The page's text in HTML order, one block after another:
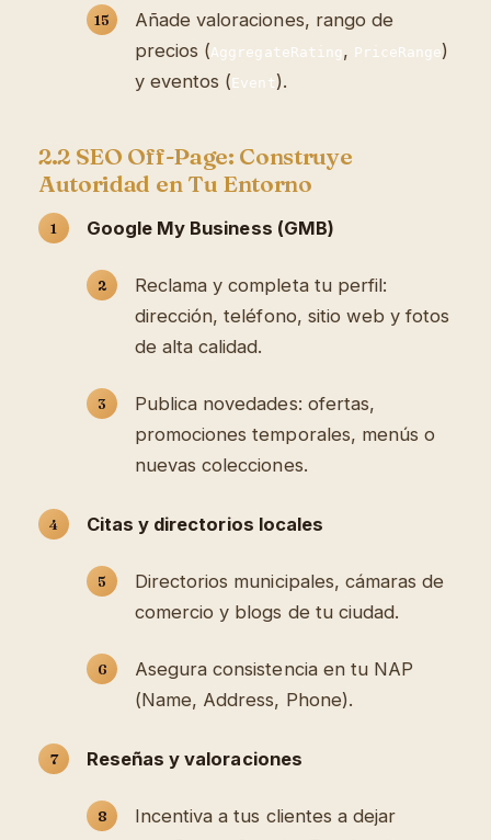
Añade valoraciones, rango de
precios (AggregateRating , PriceRange)
y eventos (Event).
2.2 SEO Off-Page: Construye
Autoridad en Tu Entorno
Google My Business (GMB)
Reclama y completa tu perfil:
dirección, teléfono, sitio web y fotos
de alta calidad.
Publica novedades: ofertas,
promociones temporales, menús o
nuevas colecciones.
Citas y directorios locales
Directorios municipales, cámaras de
comercio y blogs de tu ciudad.
Asegura consistencia en tu NAP
(Name, Address, Phone).
Reseñas y valoraciones
Incentiva a tus clientes a dejar